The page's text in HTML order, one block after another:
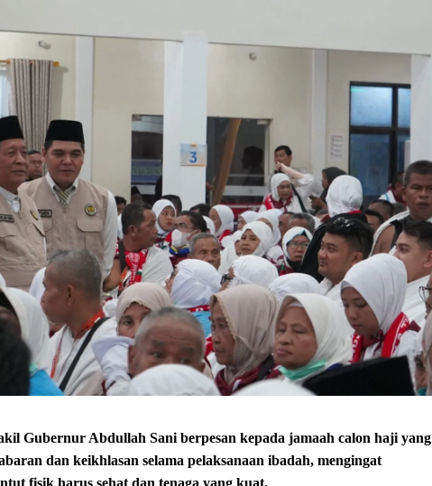
Gubernur Abdullah Sani berpesan kepada jamaah calon haji yang
dan keikhlasan selama pelaksanaan ibadah, mengingat